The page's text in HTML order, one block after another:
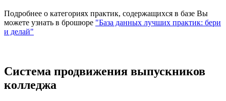
Подробнее о категориях практик, содержащихся в базе Вы
можете узнать в брошюре "База данных лучших практик: бери
и делай"
Система продвижения выпускников
колледжа